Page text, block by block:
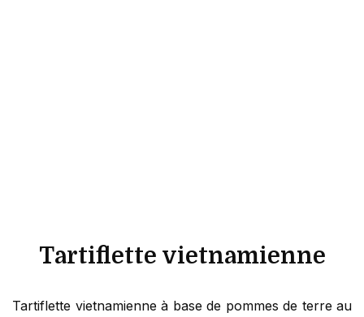
Tartiflette vietnamienne
Tartiflette vietnamienne à base de pommes de terre au